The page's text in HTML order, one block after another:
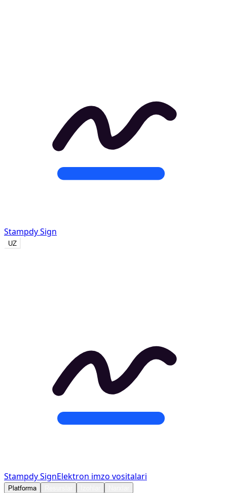
Stampdy Sign
UZ
Stampdy SignElektron imzo vositalari
Platforma